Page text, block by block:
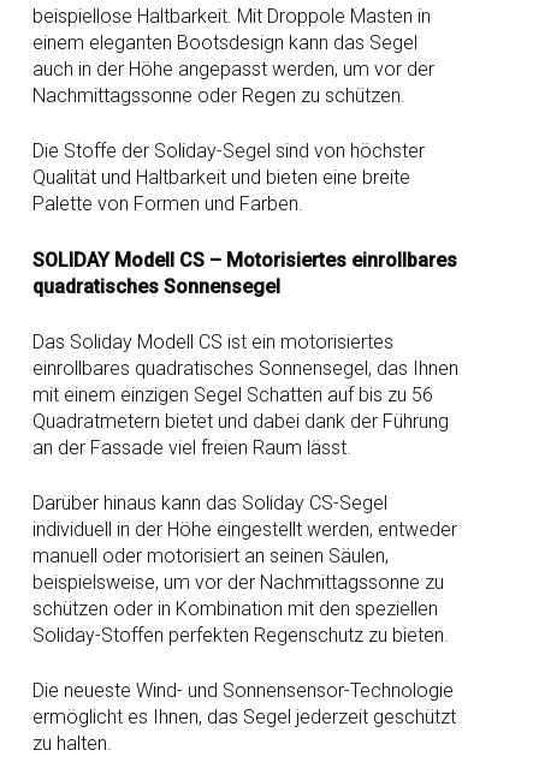
beispiellose Haltbarkeit. Mit Droppole Masten in
einem eleganten Bootsdesign kann das Segel
auch in der Höhe angepasst werden, um vor der
Nachmittagssonne oder Regen zu schützen.
Die Stoffe der Soliday-Segel sind von höchster
Qualität und Haltbarkeit und bieten eine breite
Palette von Formen und Farben.
SOLIDAY Modell CS – Motorisiertes einrollbares
quadratisches Sonnensegel
Das Soliday Modell CS ist ein motorisiertes
einrollbares quadratisches Sonnensegel, das Ihnen
mit einem einzigen Segel Schatten auf bis zu 56
Quadratmetern bietet und dabei dank der Führung
an der Fassade viel freien Raum lässt.
Darüber hinaus kann das Soliday CS-Segel
individuell in der Höhe eingestellt werden, entweder
manuell oder motorisiert an seinen Säulen,
beispielsweise, um vor der Nachmittagssonne zu
schützen oder in Kombination mit den speziellen
Soliday-Stoffen perfekten Regenschutz zu bieten.
Die neueste Wind- und Sonnensensor-Technologie
ermöglicht es Ihnen, das Segel jederzeit geschützt
zu halten.